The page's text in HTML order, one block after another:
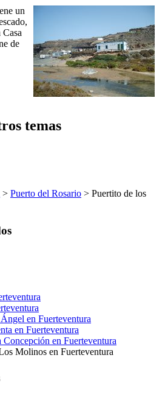
un
Casa
de
temas
> Puerto del Rosario > Puertito de los
en Fuerteventura
en Fuerteventura
en Fuerteventura
Molinos en Fuerteventura